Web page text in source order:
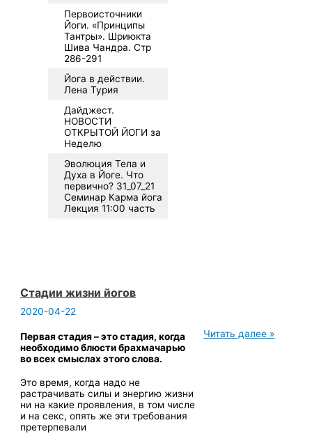
Первоисточники
Йоги. «Принципы
Тантры». Шриюкта
Шива Чандра. Стр
286-291
Йога в действии.
Лена Турия
Дайджест.
НОВОСТИ
ОТКРЫТОЙ ЙОГИ за
Неделю
Эволюция Тела и
Духа в Йоге. Что
первично? 31_07_21
Семинар Карма йога
Лекция 11:00 часть
Стадии жизни йогов
2020-04-22
Первая стадия – это стадия, когда
необходимо блюсти брахмачарью
во всех смыслах этого слова.
Это время, когда надо не
растрачивать силы и энергию жизни
ни на какие проявления, в том числе
и на секс, опять же эти требования
претерпевали
Стадии
Читать далее »